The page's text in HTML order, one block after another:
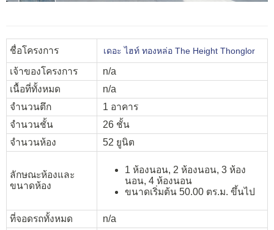
ชื่อโครงการ เดอะ ไฮท์ ทองหล่อ The Height Thonglor
เจ้าของโครงการ
n/a
เนื้อที่ทั้งหมด
n/a
จำนวนตึก
1 อาคาร
จำนวนชั้น
26 ชั้น
จำนวนห้อง
52 ยูนิต
ลักษณะห้องและ
ขนาดห้อง
1 ห้องนอน, 2 ห้องนอน, 3 ห้อง
นอน, 4 ห้องนอน
ขนาดเริ่มต้น 50.00 ตร.ม. ขึ้นไป
ที่จอดรถทั้งหมด
n/a